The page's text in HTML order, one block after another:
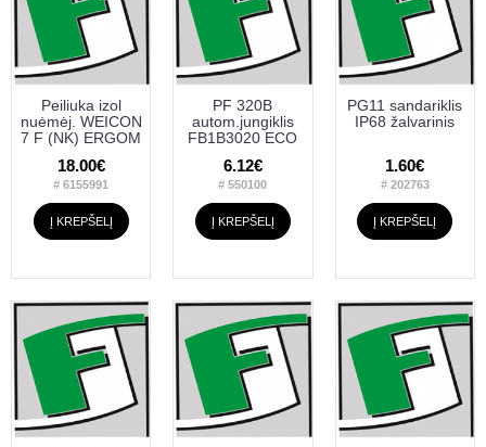
Peiliuka izol
nuėmėj. WEICON
7 F (NK) ERGOM
18.00€
# 6155991
Į KREPŠELĮ
PF 320B
autom.jungiklis
FB1B3020 ECO
6.12€
# 550100
Į KREPŠELĮ
PG11 sandariklis
IP68 žalvarinis
1.60€
# 202763
Į KREPŠELĮ